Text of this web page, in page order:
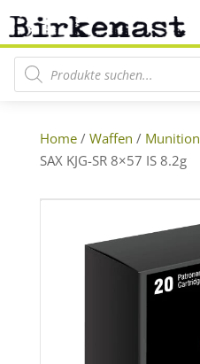
Products search
Home/ Waffen / Munition
SAX KJG-SR 8×57 IS 8.2g